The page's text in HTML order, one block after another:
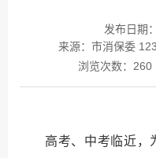
发布日期
来源：市消保委
浏览次数： 260
高考、中考临近，